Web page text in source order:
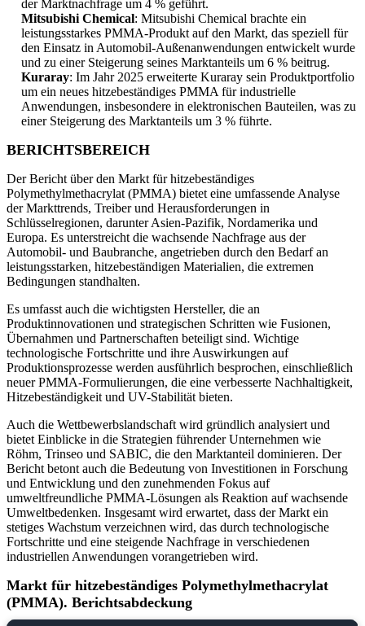
der Marktnachfrage um 4 % geführt.
Mitsubishi Chemical: Mitsubishi Chemical brachte ein
leistungsstarkes PMMA-Produkt auf den Markt, das speziell für
den Einsatz in Automobil-Außenanwendungen entwickelt wurde
und zu einer Steigerung seines Marktanteils um 6 % beitrug.
Kuraray: Im Jahr 2025 erweiterte Kuraray sein Produktportfolio
um ein neues hitzebeständiges PMMA für industrielle
Anwendungen, insbesondere in elektronischen Bauteilen, was zu
einer Steigerung des Marktanteils um 3 % führte.
BERICHTSBEREICH
Der Bericht über den Markt für hitzebeständiges
Polymethylmethacrylat (PMMA) bietet eine umfassende Analyse
der Markttrends, Treiber und Herausforderungen in
Schlüsselregionen, darunter Asien-Pazifik, Nordamerika und
Europa. Es unterstreicht die wachsende Nachfrage aus der
Automobil- und Baubranche, angetrieben durch den Bedarf an
leistungsstarken, hitzebeständigen Materialien, die extremen
Bedingungen standhalten.
Es umfasst auch die wichtigsten Hersteller, die an
Produktinnovationen und strategischen Schritten wie Fusionen,
Übernahmen und Partnerschaften beteiligt sind. Wichtige
technologische Fortschritte und ihre Auswirkungen auf
Produktionsprozesse werden ausführlich besprochen, einschließlich
neuer PMMA-Formulierungen, die eine verbesserte Nachhaltigkeit,
Hitzebeständigkeit und UV-Stabilität bieten.
Auch die Wettbewerbslandschaft wird gründlich analysiert und
bietet Einblicke in die Strategien führender Unternehmen wie
Röhm, Trinseo und SABIC, die den Marktanteil dominieren. Der
Bericht betont auch die Bedeutung von Investitionen in Forschung
und Entwicklung und den zunehmenden Fokus auf
umweltfreundliche PMMA-Lösungen als Reaktion auf wachsende
Umweltbedenken. Insgesamt wird erwartet, dass der Markt ein
stetiges Wachstum verzeichnen wird, das durch technologische
Fortschritte und eine steigende Nachfrage in verschiedenen
industriellen Anwendungen vorangetrieben wird.
Markt für hitzebeständiges Polymethylmethacrylat
(PMMA). Berichtsabdeckung